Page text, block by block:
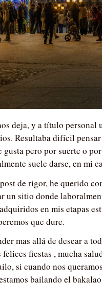
deja, y a título personal
Resultaba difícil
gusta pero por suerte o
suele darse, en mi
de rigor, he querido
un sitio donde
en mis etapas
que dure.
mas allá de desear a
fiestas , mucha
si cuando nos
bailando el